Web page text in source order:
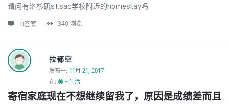
请问有洛杉矶st.sac学校附近的homestay吗
0答案 340浏览
拉都空
发布于: 11月 21, 2017
在: 美国生活
寄宿家庭现在不想继续留我了，原因是成绩差而且